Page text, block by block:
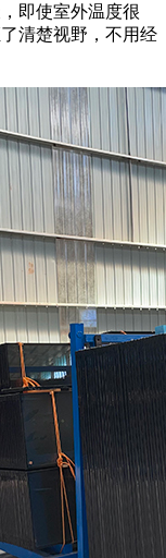
即使室外温度很
清楚视野，不用经